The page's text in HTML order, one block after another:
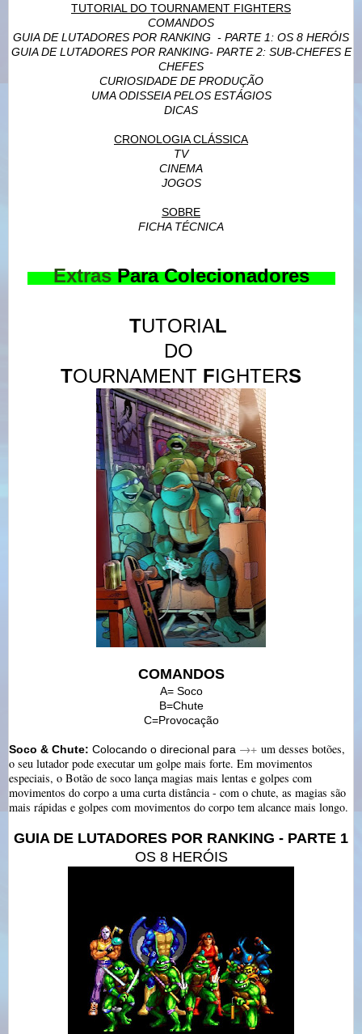
TUTORIAL DO TOURNAMENT FIGHTERS
COMANDOS
GUIA DE LUTADORES POR RANKING - PARTE 1: OS 8 HERÓIS
GUIA DE LUTADORES POR RANKING- PARTE 2: SUB-CHEFES E
CHEFES
CURIOSIDADE DE PRODUÇÃO
UMA ODISSEIA PELOS ESTÁGIOS
DICAS
CRONOLOGIA CLÁSSICA
TV
CINEMA
JOGOS
SOBRE
FICHA TÉCNICA
----ExtrasPara Colecionadores----
TUTORIAL
DO
TOURNAMENT FIGHTERS
COMANDOS
A= Soco
B=Chute
C=Provocação
Soco & Chute: Colocando o direcional para →+ um desses botões,
o seu lutador pode executar um golpe mais forte. Em movimentos
especiais, o Botão de soco lança magias mais lentas e golpes com
movimentos do corpo a uma curta distância - com o chute, as magias são
mais rápidas e golpes com movimentos do corpo tem alcance mais longo.
GUIA DE LUTADORES POR RANKING - PARTE 1
OS 8 HERÓIS